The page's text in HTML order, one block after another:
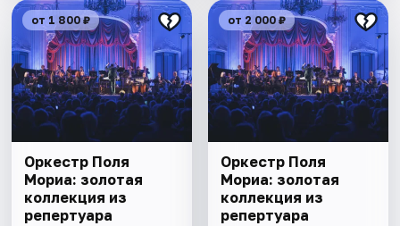
от 1 800 ₽
Оркестр Поля
Мориа: золотая
коллекция из
репертуара
от 2 000 ₽
Оркестр Поля
Мориа: золотая
коллекция из
репертуара